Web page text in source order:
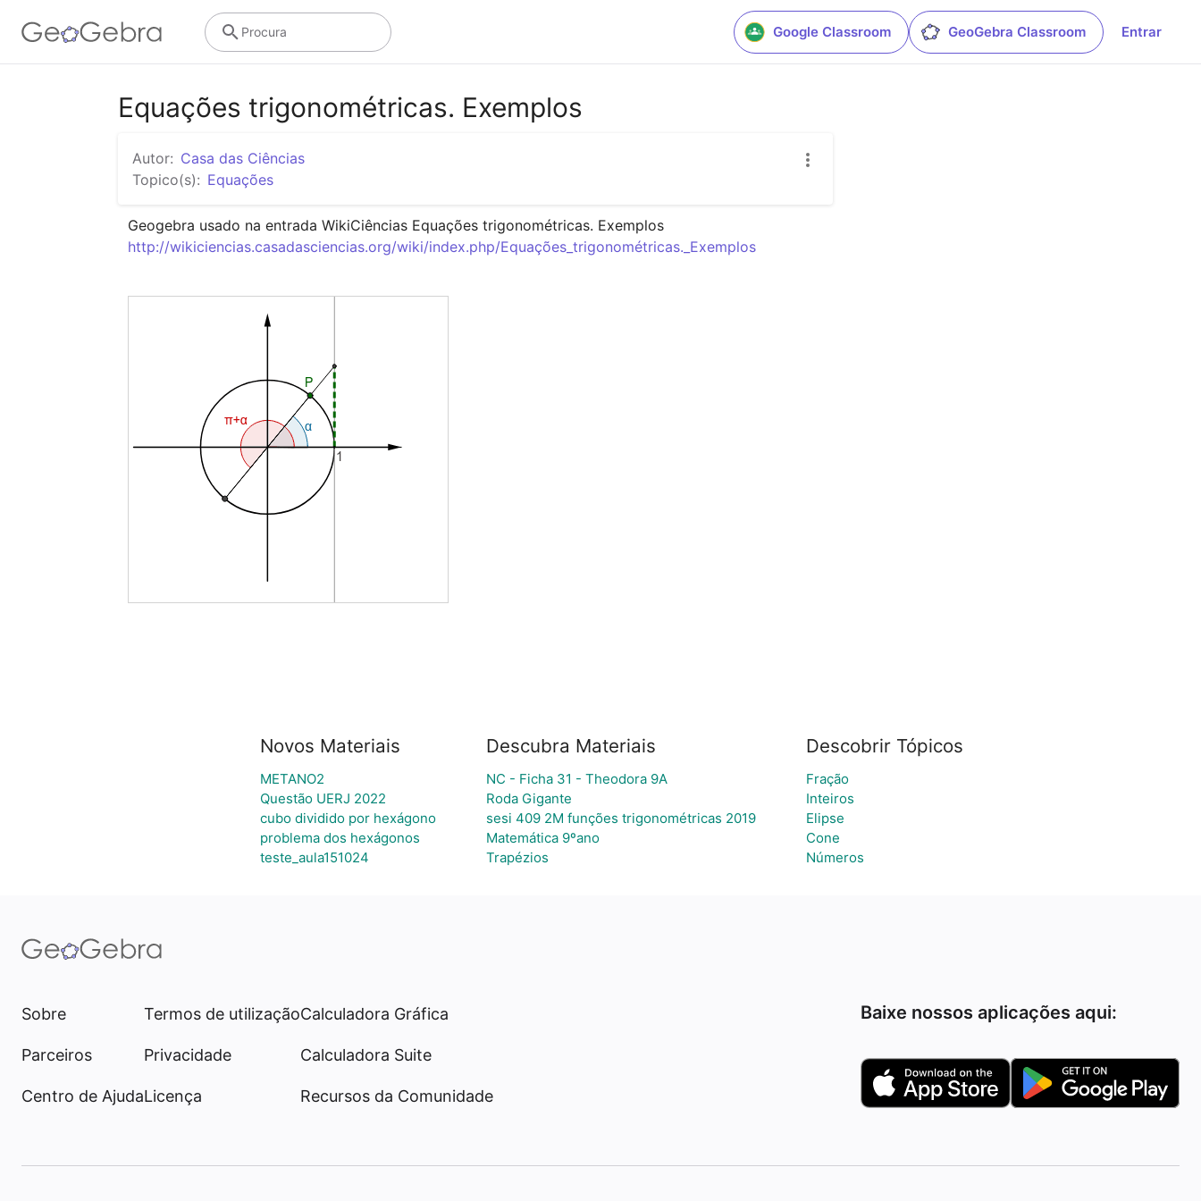
Google Classroom GeoGebra Classroom Entrar
Procura
Equações trigonométricas. Exemplos
Autor: Casa das Ciências
Topico(s): Equações
http://wikiciencias.casadasciencias.org/wiki/index.php/Equações_trigonométricas._Exemplos
Novos Materiais
METANO2
Questão UERJ 2022
cubo dividido por hexágono
problema dos hexágonos
teste_aula151024
Descubra Materiais
NC - Ficha 31 - Theodora 9A
Roda Gigante
sesi 409 2M funções trigonométricas 2019
Matemática 9ºano
Trapézios
Descobrir Tópicos
Fração
Inteiros
Elipse
Cone
Números
Sobre
Parceiros
Centro de Ajuda
Termos de utilização
Privacidade
Licença
Calculadora Gráfica
Calculadora Suite
Recursos da Comunidade
Baixe nossos aplicações aqui: